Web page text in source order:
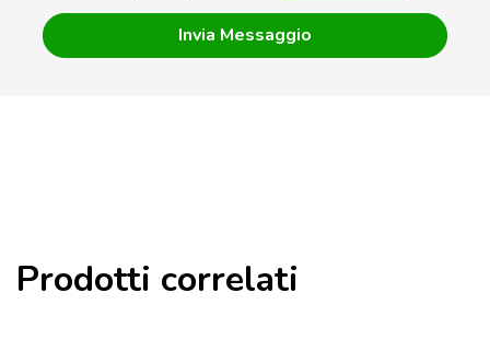
Prodotti correlati